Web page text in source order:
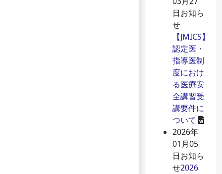
日お知ら
せ
【JMICS】
認定医・
指導医制
度におけ
る医療安
全講習受
講要件に
ついて
2026年
01月05
日お知ら
せ2026